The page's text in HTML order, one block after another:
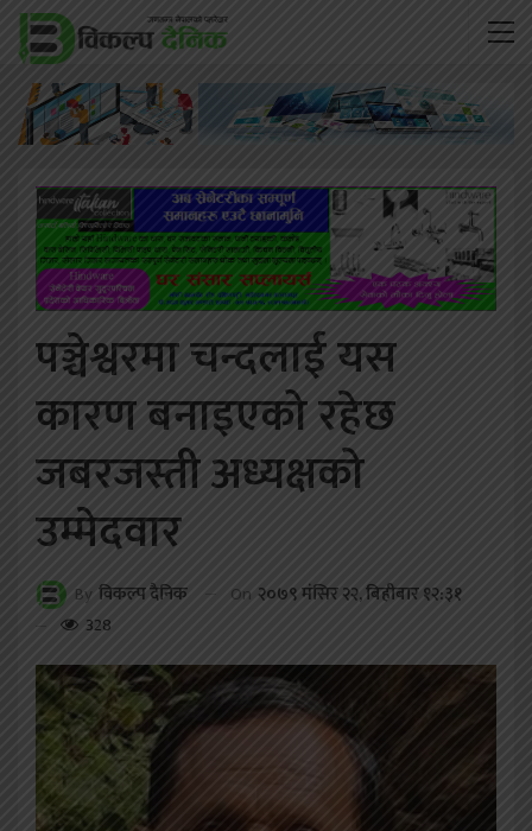
पञ्चेश्वरमा चन्दलाई यस
कारण बनाइएको रहेछ
जबरजस्ती अध्यक्षको
उम्मेदवार
By विकल्प दैनिक On २०७९ मंसिर २२, बिहीबार १२:३१
328